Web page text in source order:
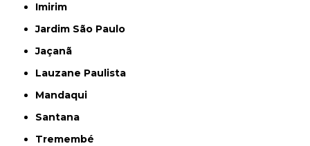
Imirim
Jardim São Paulo
Jaçanã
Lauzane Paulista
Mandaqui
Santana
Tremembé